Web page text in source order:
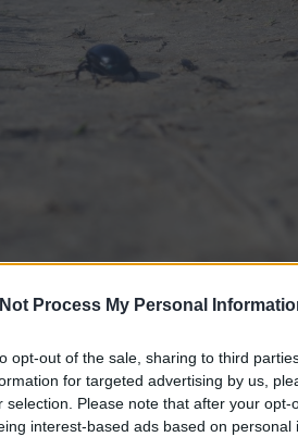
Process My Personal
opt-out of the sale, sharing to third
for targeted advertising by us,
selection. Please note that after your
interest-based ads based on
kihozni a mostani
aztán átolvasva láttam, hogy
a város teljesen eltűnt, és
élek. És itt is fogok